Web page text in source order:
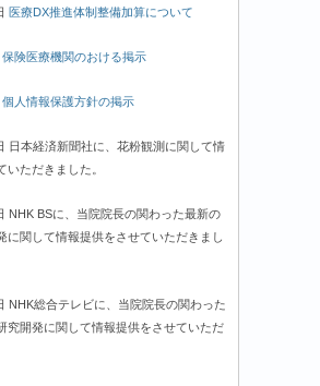
医療DX推進体制整備加算について
保険医療機関のおける掲示
個人情報保護方針の掲示
日本経済新聞社に、花粉観測に関して情
いただきました。
NHK BSに、当院院長の関わった最新の
に関して情報提供をさせていただきまし
NHK総合テレビに、当院院長の関わった
究開発に関して情報提供をさせていただ